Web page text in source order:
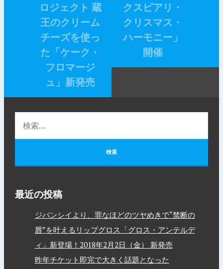
ロジェクト 蔵
王のクリーム
チーズを使っ
た「ケーク・
フロマージ
ュ」新発売
クスピアリ・
クリスマス・
ハーモニー」
開催
最近の投稿
ジバンシイより、罪なほどのツヤめきで“禁断の
唇”を叶えるリップグロス「グロス・アンテルデ
ィ」新登場！2018年2月2日（金） 新発売
昨年チケット即完で大きく話題となった